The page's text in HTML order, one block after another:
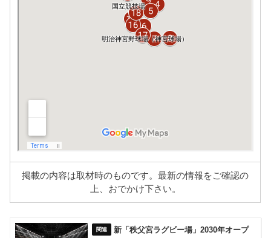
掲載の内容は取材時のものです。最新の情報をご確認の
上、おでかけ下さい。
新「秩父宮ラグビー場」2030年オープ